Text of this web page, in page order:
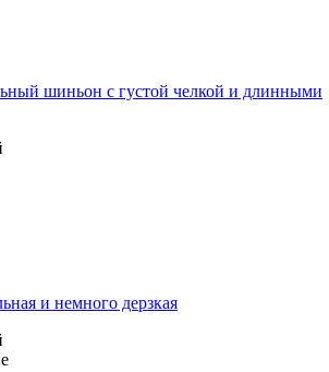
шиньон с густой челкой и длинными
и немного дерзкая